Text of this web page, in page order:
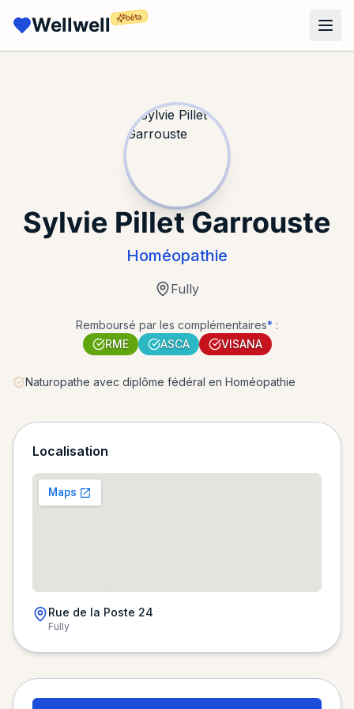
Wellwell bêta
Sylvie Pillet Garrouste
Homéopathie
Fully
Remboursé par les complémentaires* :
RME
ASCA VISANA
Naturopathe avec diplôme fédéral en Homéopathie
Localisation
Chargement de la carte…
Rue de la Poste 24
Fully